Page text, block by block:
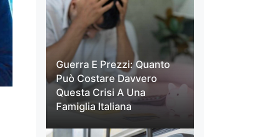
Guerra E Prezzi: Quanto
Può Costare Davvero
Questa Crisi A Una
Famiglia Italiana